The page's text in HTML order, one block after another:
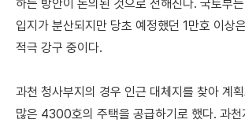
하는 방안이 논의된 것으로 전해진다. 국토부
입지가 분산되지만 당초 예정했던 1만호 이상
적극 강구 중이다.
과천 청사부지의 경우 인근 대체지를 찾아 계
많은 4300호의 주택을 공급하기로 했다. 과천